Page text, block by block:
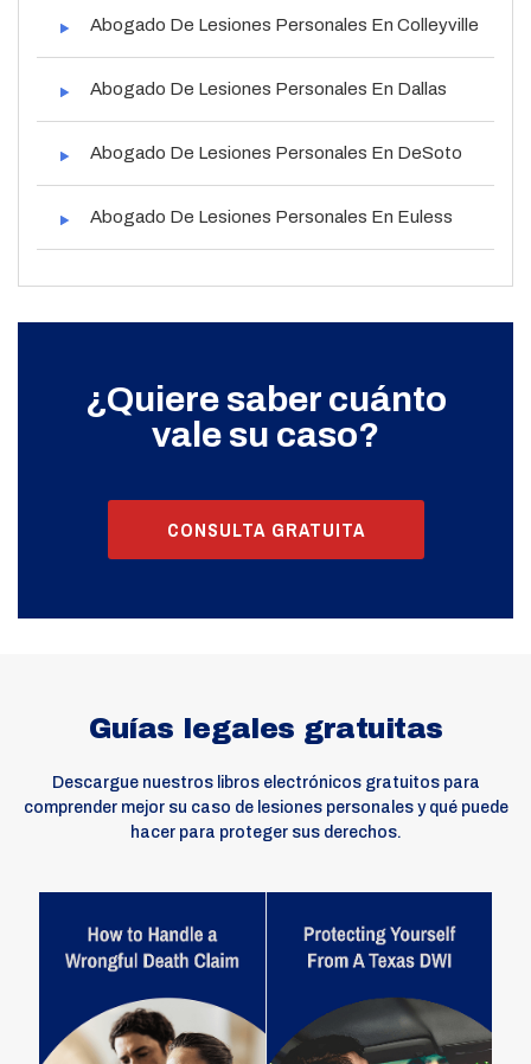
Abogado De Lesiones Personales En Colleyville
Abogado De Lesiones Personales En Dallas
Abogado De Lesiones Personales En DeSoto
Abogado De Lesiones Personales En Euless
¿Quiere saber cuánto
vale su caso?
CONSULTA GRATUITA
Guías legales gratuitas
Descargue nuestros libros electrónicos gratuitos para
comprender mejor su caso de lesiones personales y qué puede
hacer para proteger sus derechos.